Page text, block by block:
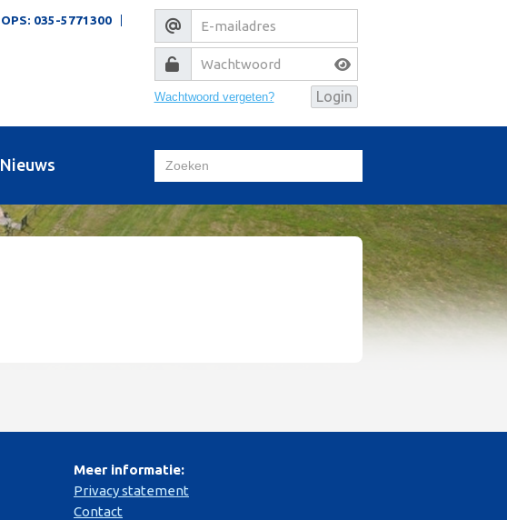
OPS: 035-5771300
Wachtwoord vergeten?
Nieuws
Meer informatie:
Privacy statement
Contact